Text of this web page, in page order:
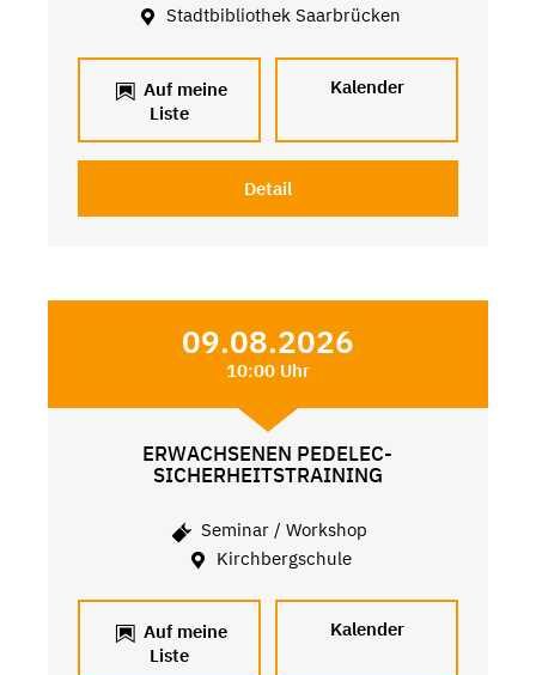
Stadtbibliothek Saarbrücken
Auf meine
Liste
Kalender
Detail
09.08.2026
10:00 Uhr
ERWACHSENEN PEDELEC-
SICHERHEITSTRAINING
Seminar / Workshop
Kirchbergschule
Auf meine
Liste
Kalender